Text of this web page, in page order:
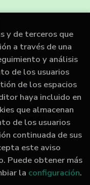
los Derechos
y de terceros que
a través de una
y análisis
de los usuarios
de los espacios
haya incluido en
que almacenan
de los usuarios
continuada de sus
este aviso
Puede obtener más
la configuración.